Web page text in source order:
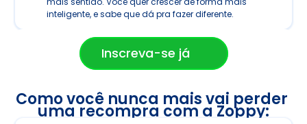
inteligente, e sabe que dá pra fazer diferente.
Inscreva-se já
Como você nunca mais vai perder
uma recompra com a Zoppy: